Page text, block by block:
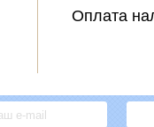
Оплата